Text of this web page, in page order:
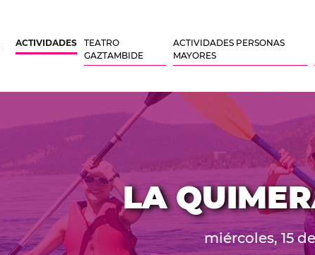
ACTIVIDADES
TEATRO
GAZTAMBIDE
ACTIVIDADES PERSONAS
MAYORES
LA
miércoles, 15